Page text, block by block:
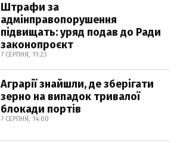
Штрафи за
адмінправопорушення
підвищать: уряд подав до Ради
законопроєкт
7 СЕРПНЯ, 11:23
Аграрії знайшли, де зберігати
зерно на випадок тривалої
блокади портів
7 СЕРПНЯ, 14:00